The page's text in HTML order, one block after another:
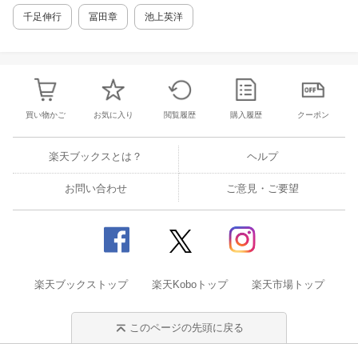
千足伸行 冨田章 池上英洋
買い物かご お気に入り 閲覧履歴 購入履歴 クーポン
楽天ブックスとは？ ヘルプ
お問い合わせ ご意見・ご要望
楽天ブックストップ 楽天Koboトップ 楽天市場トップ
このページの先頭に戻る